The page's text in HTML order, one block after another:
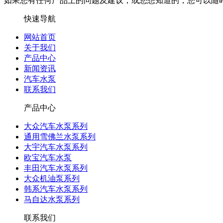
快速导航
网站首页
关于我们
产品中心
新闻资讯
汽车水泵
联系我们
产品中心
大众汽车水泵系列
通用雪佛兰水泵系列
大宇汽车水泵系列
欧宝汽车水泵
丰田汽车水泵系列
大众机油泵系列
韩系汽车水泵系列
马自达水泵系列
联系我们